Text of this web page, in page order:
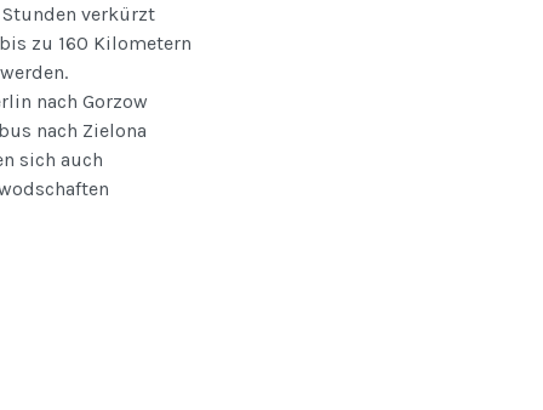
verkürzt
zu 160 Kilometern
nach Gorzow
nach Zielona
sich auch